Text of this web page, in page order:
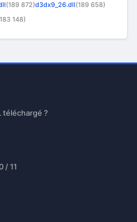
(189 872)d3dx9_26.dll(189 658)
148)
téléchargé ?
/ 11